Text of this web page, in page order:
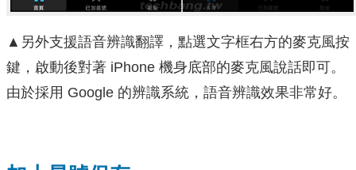
▲另外支援語音辨識翻譯，點選文字框右方的麥克風按
鍵，啟動後對著 iPhone 機身底部的麥克風說話即可。
由於採用 Google 的辨識系統，語音辨識效果非常好。